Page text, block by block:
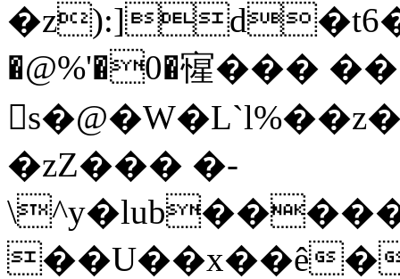
�@%'�0�㝭���
�zZ��� �-
��U��x��ê�